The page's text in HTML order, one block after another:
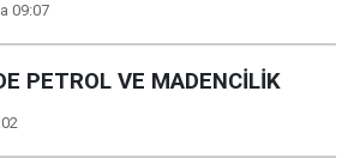
09:07
PETROL VE MADENCİLİK